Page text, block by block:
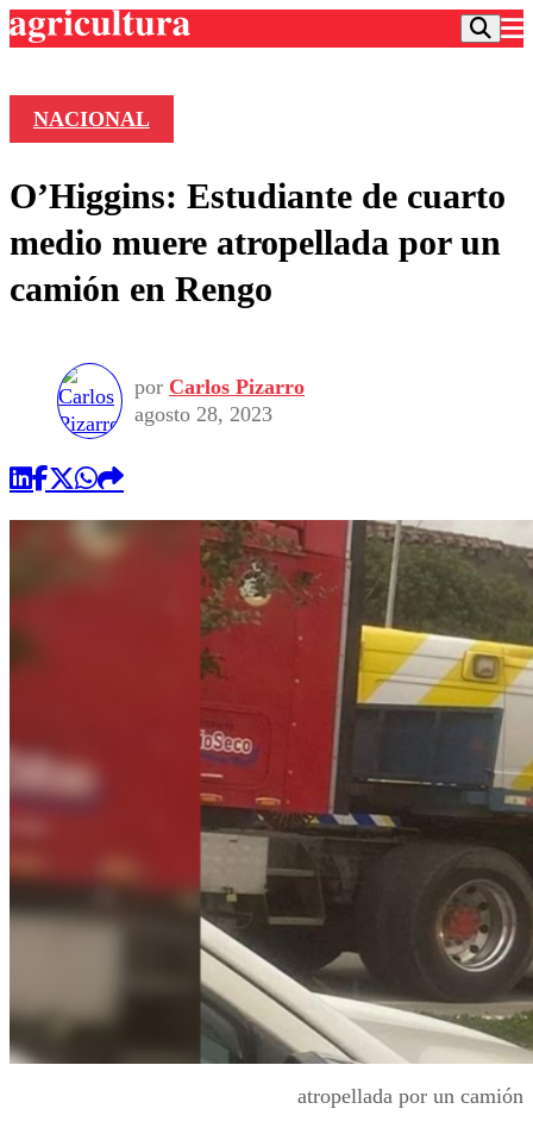
Frecuencias
Agricultura TV
Deportes
Colo Colo
Seleccion Chilena
Torneo Internacional
Entretención
Economía
Internacional
Publicaciones en medios
Opinión
NACIONAL
O’Higgins: Estudiante de cuarto
medio muere atropellada por un
camión en Rengo
por Carlos Pizarro
agosto 28, 2023
atropellada por un camión